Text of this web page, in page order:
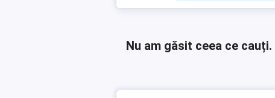
Nu am găsit ceea ce cauți.